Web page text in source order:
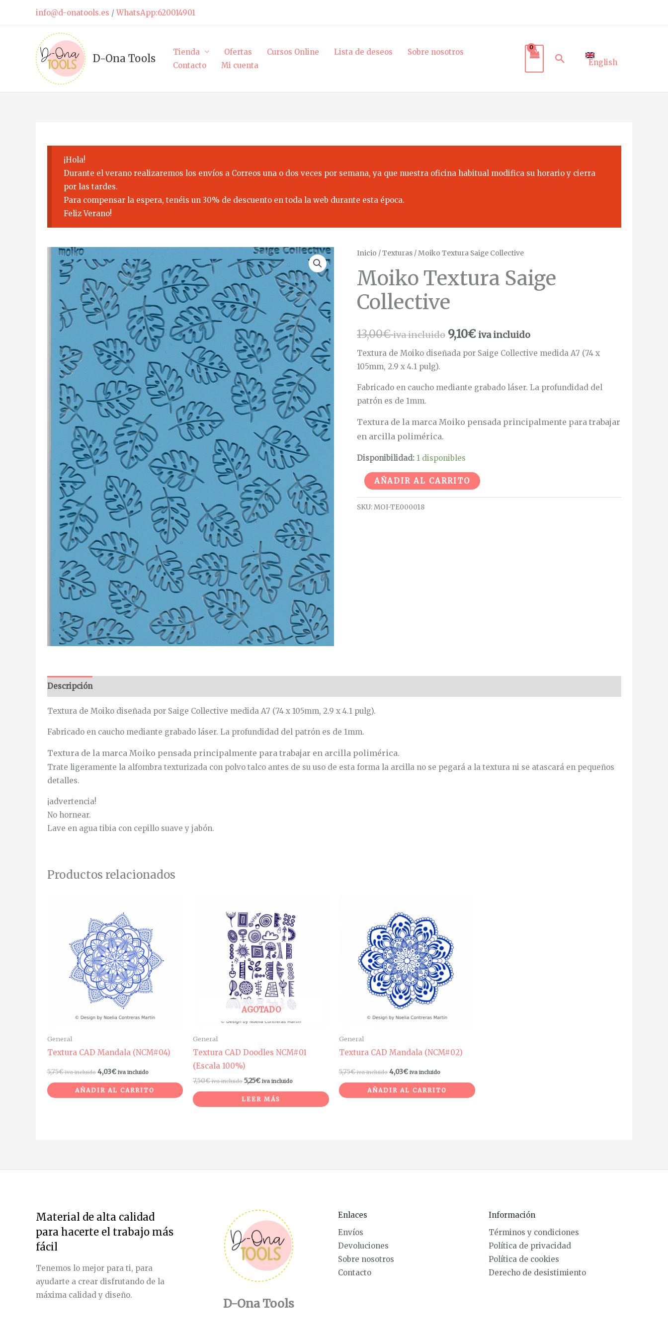
info@d-onatools.es /WhatsApp:620014901
D-Ona Tools
Tienda Ofertas Cursos Online Lista de deseos
Sobre nosotros
Contacto
Mi cuenta BuscarEnglish
¡Hola!
Durante el verano realizaremos los envíos a Correos una o dos veces por semana, ya que nuestra oficina habitual modifica su horario y cierra
por las tardes.
Para compensar la espera, tenéis un 30% de descuento en toda la web durante esta época.
Feliz Verano!
Inicio /Texturas / Moiko Textura Saige Collective
Moiko Textura Saige
Collective
13,00€ iva incluido 9,10€ iva incluido
Textura de Moiko diseñada por Saige Collective medida A7 (74 x
105mm, 2.9 x 4.1 pulg).
Fabricado en caucho mediante grabado láser. La profundidad del
patrón es de 1mm.
Textura de la marca Moiko pensada principalmente para trabajar
en arcilla polimérica.
Disponibilidad: 1 disponibles
Moiko
Saige
Collective
cantidad
AÑADIR AL CARRITO
SKU:MOI-TE000018
Descripción
Textura de Moiko diseñada por Saige Collective medida A7 (74 x 105mm, 2.9 x 4.1 pulg).
Fabricado en caucho mediante grabado láser. La profundidad del patrón es de 1mm.
Textura de la marca Moiko pensada principalmente para trabajar en arcilla polimérica.
Trate ligeramente la alfombra texturizada con polvo talco antes de su uso de esta forma la arcilla no se pegará a la textura ni se atascará en pequeños
detalles.
¡advertencia!
No hornear.
Lave en agua tibia con cepillo suave y jabón.
Productos relacionados
General
Textura CAD Mandala (NCM#04)
5,75€ iva incluido 4,03€ iva incluido
AÑADIR AL CARRITO
AGOTADO
General
Textura CAD Doodles NCM#01
(Escala 100%)
7,50€ iva incluido 5,25€ iva incluido
LEER MÁS
General
Textura CAD Mandala (NCM#02)
5,75€ iva incluido 4,03€ iva incluido
AÑADIR AL CARRITO
Material de alta calidad
para hacerte el trabajo más
fácil
Tenemos lo mejor para ti, para
ayudarte a crear disfrutando de la
máxima calidad y diseño.
D-Ona Tools
Enlaces
Envíos
Devoluciones
Sobre nosotros
Contacto
Información
Términos y condiciones
Política de privacidad
Política de cookies
Derecho de desistimiento